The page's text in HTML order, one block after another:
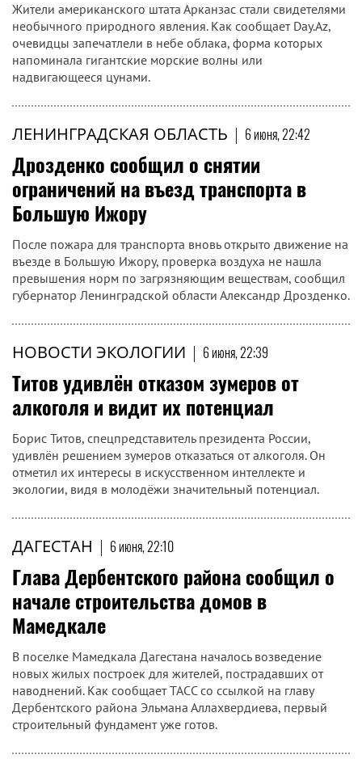
Жители американского штата Арканзас стали свидетелями
необычного природного явления. Как сообщает Day.Az,
очевидцы запечатлели в небе облака, форма которых
напоминала гигантские морские волны или
надвигающееся цунами.
ЛЕНИНГРАДСКАЯ ОБЛАСТЬ | 6 июня, 22:42
Дрозденко сообщил о снятии
ограничений на въезд транспорта в
Большую Ижору
После пожара для транспорта вновь открыто движение на
въезде в Большую Ижору, проверка воздуха не нашла
превышения норм по загрязняющим веществам, сообщил
губернатор Ленинградской области Александр Дрозденко.
НОВОСТИ ЭКОЛОГИИ | 6 июня, 22:39
Титов удивлён отказом зумеров от
алкоголя и видит их потенциал
Борис Титов, спецпредставитель президента России,
удивлён решением зумеров отказаться от алкоголя. Он
отметил их интересы в искусственном интеллекте и
экологии, видя в молодёжи значительный потенциал.
ДАГЕСТАН | 6 июня, 22:10
Глава Дербентского района сообщил о
начале строительства домов в
Мамедкале
В поселке Мамедкала Дагестана началось возведение
новых жилых построек для жителей, пострадавших от
наводнений. Как сообщает ТАСС со ссылкой на главу
Дербентского района Эльмана Аллахвердиева, первый
строительный фундамент уже готов.